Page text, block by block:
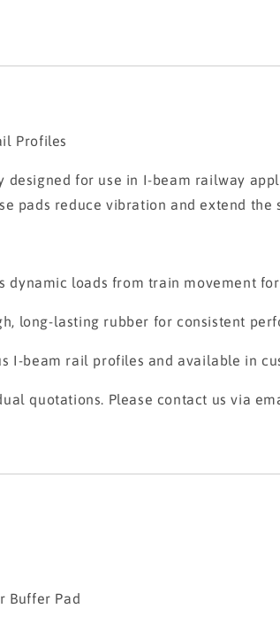
Profiles
for use in I-beam railway
pads reduce vibration and extend the
dynamic loads from train movement
long-lasting rubber for consistent
I-beam rail profiles and available in
quotations. Please contact us via
Buffer Pad